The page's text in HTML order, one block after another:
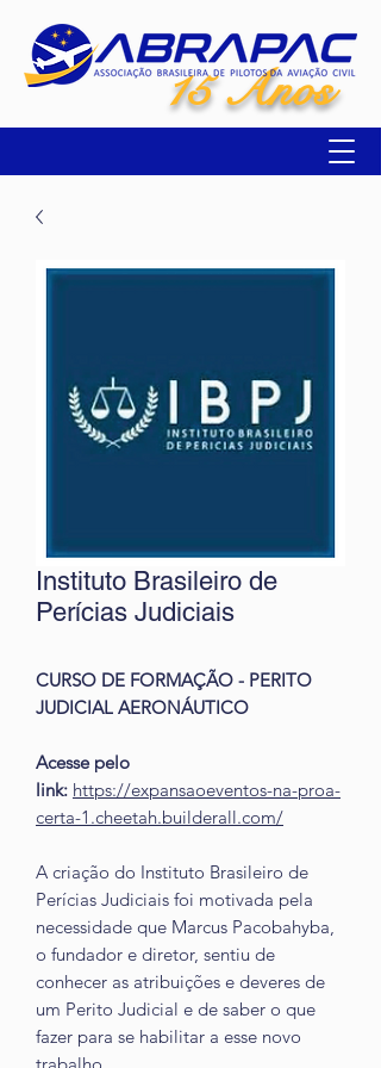
15 Anos
Instituto Brasileiro de
Perícias Judiciais
CURSO DE FORMAÇÃO - PERITO
JUDICIAL AERONÁUTICO
Acesse pelo
link: https://expansaoeventos-na-proa-
certa-1.cheetah.builderall.com/
A criação do Instituto Brasileiro de
Perícias Judiciais foi motivada pela
necessidade que Marcus Pacobahyba,
o fundador e diretor, sentiu de
conhecer as atribuições e deveres de
um Perito Judicial e de saber o que
fazer para se habilitar a esse novo